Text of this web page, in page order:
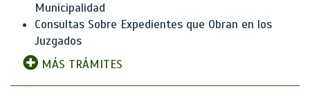
Municipalidad
Consultas Sobre Expedientes que Obran en los
Juzgados
MÁS TRÁMITES